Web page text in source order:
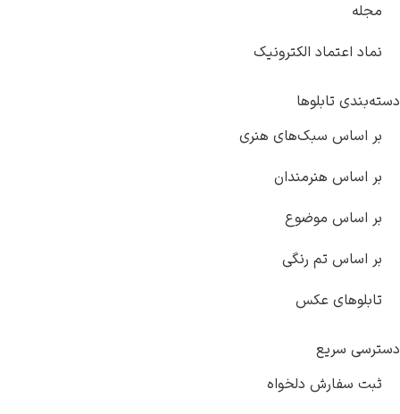
مجله
نماد اعتماد الکترونیک
دسته‌بندی تابلوها
بر اساس سبک‌های هنری
بر اساس هنرمندان
بر اساس موضوع
بر اساس تم رنگی
تابلوهای عکس
دسترسی سریع
ثبت سفارش دلخواه